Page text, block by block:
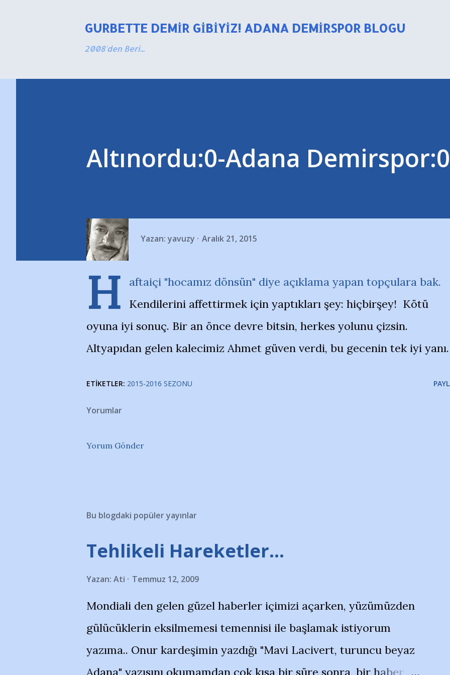
GURBETTE DEMIR GIBIYIZ! ADANA DEMIRSPOR BLOGU
2008'den Beri...
Altınordu:0-Adana Demirspor:0
Yazan: yavuzy Aralık 21, 2015
H
aftaiçi "hocamız dönsün" diye açıklama yapan topçulara bak.
Kendilerini affettirmek için yaptıkları şey: hiçbirşey! Kötü
oyuna iyi sonuç. Bir an önce devre bitsin, herkes yolunu çizsin.
Altyapıdan gelen kalecimiz Ahmet güven verdi, bu gecenin tek iyi yanı.
ETIKETLER: 2015-2016 SEZONU
Yorumlar
Yorum Gönder
Bu blogdaki popüler yayınlar
Tehlikeli Hareketler...
Yazan: Ati Temmuz 12, 2009
Mondiali den gelen güzel haberler içimizi açarken, yüzümüzden
gülücüklerin eksilmemesi temennisi ile başlamak istiyorum
yazıma.. Onur kardeşimin yazdığı "Mavi Lacivert, turuncu beyaz
Adana" yazısını okumamdan çok kısa bir süre sonra, bir haber